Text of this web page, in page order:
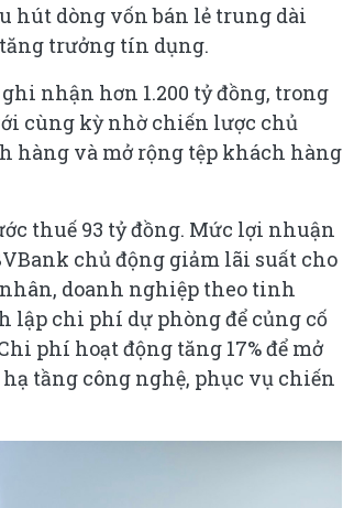
hút dòng vốn bán lẻ trung dài
trưởng tín dụng.
nhận hơn 1.200 tỷ đồng, trong
cùng kỳ nhờ chiến lược chủ
hàng và mở rộng tệp khách hàng
thuế 93 tỷ đồng. Mức lợi nhuận
chủ động giảm lãi suất cho
doanh nghiệp theo tinh
lập chi phí dự phòng để củng cố
phí hoạt động tăng 17% để mở
tầng công nghệ, phục vụ chiến